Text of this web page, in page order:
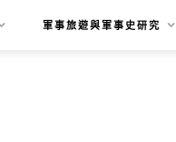
軍事旅遊與軍事史研究